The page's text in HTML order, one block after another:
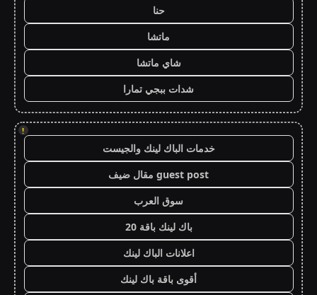
حنا
ماتشا
شاي ماتشا
شدات ببجي تمارا
!
خدمات الباك لينك والجيست
guest post مقال ضيف
سوق العرب
باك لينك باقة 20
اعلانات الباك لينك
أقوى باقة باك لينك